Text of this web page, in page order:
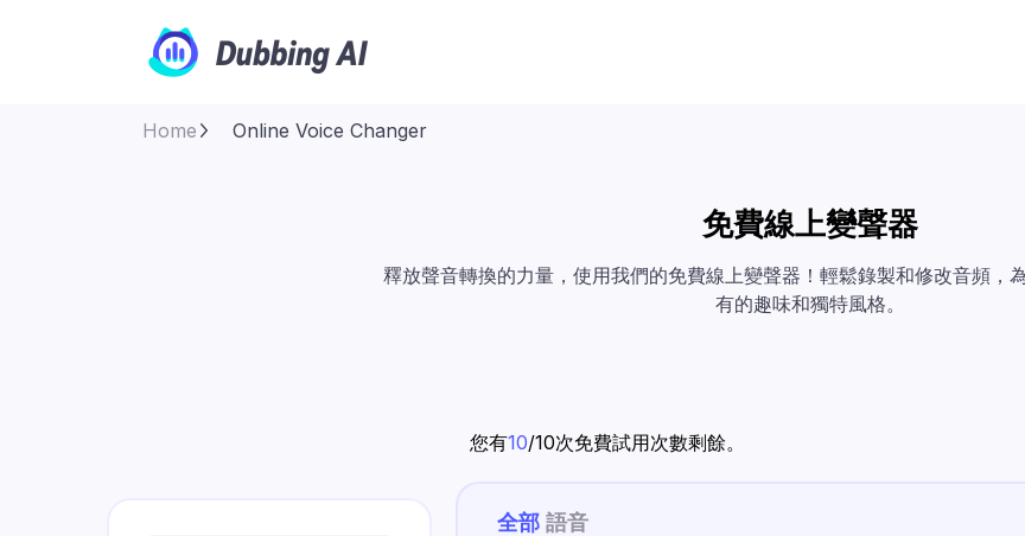
Home Online Voice Changer
免費線上變聲器
釋放聲音轉換的力量，使用我們的免費線上變聲器！輕鬆錄製和修改音頻，
有的趣味和獨特風格。
您有10/10次免費試用次數剩餘。
全部 語音